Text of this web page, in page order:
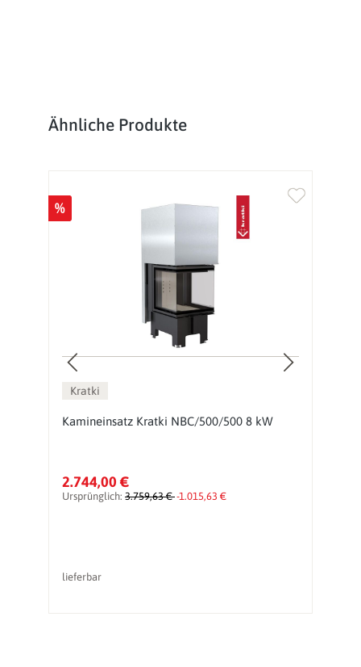
Produktgalerie überspringen
Ähnliche Produkte
%
Kratki
Kamineinsatz Kratki NBC/500/500 8 kW
2.744,00 €
Ursprünglich: 3.759,63 €-1.015,63 €
lieferbar